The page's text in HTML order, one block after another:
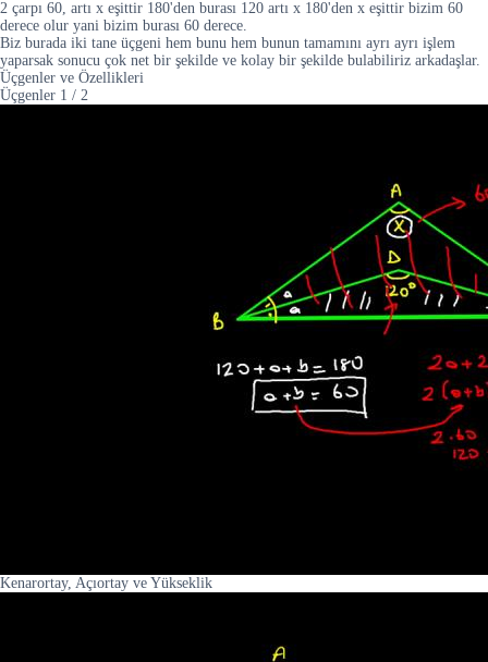
2 çarpı 60, artı x eşittir 180'den burası 120 artı x 180'den x eşittir bizim 60
derece olur yani bizim burası 60 derece.
Biz burada iki tane üçgeni hem bunu hem bunun tamamını ayrı ayrı işlem
yaparsak sonucu çok net bir şekilde ve kolay bir şekilde bulabiliriz arkadaşlar.
Üçgenler ve Özellikleri
Üçgenler 1 / 2
Kenarortay, Açıortay ve Yükseklik